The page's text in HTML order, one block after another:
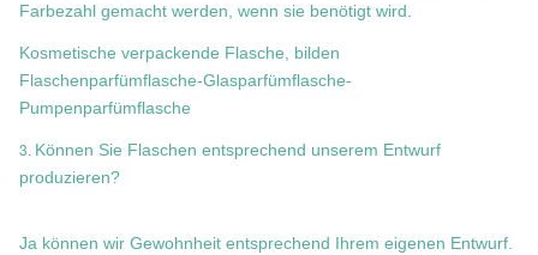
Farbezahl gemacht werden, wenn sie benötigt wird.
Kosmetische verpackende Flasche, bilden
Flaschenparfümflasche-Glasparfümflasche-
Pumpenparfümflasche
3. Können Sie Flaschen entsprechend unserem Entwurf
produzieren?
Ja können wir Gewohnheit entsprechend Ihrem eigenen Entwurf.